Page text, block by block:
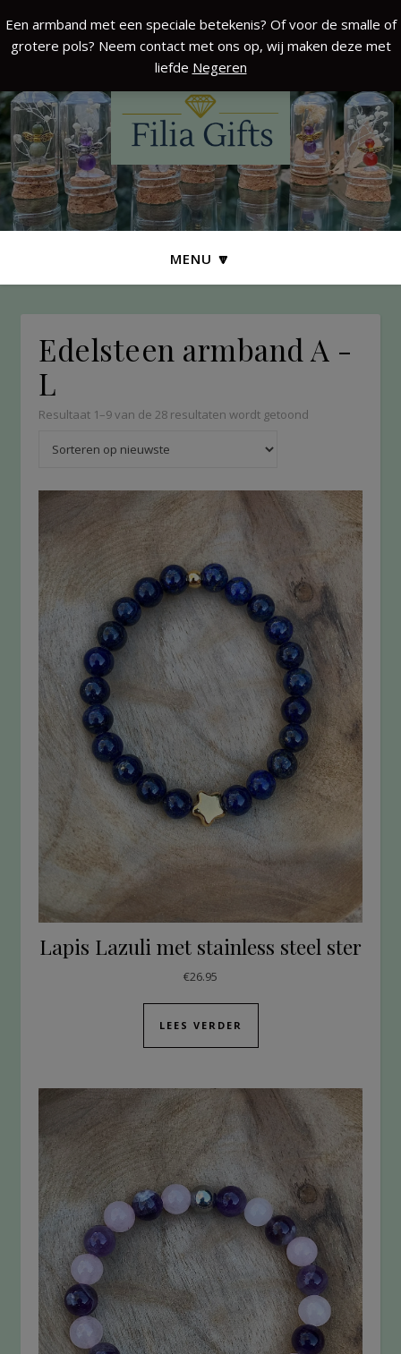
Een armband met een speciale betekenis? Of voor de smalle of
grotere pols? Neem contact met ons op, wij maken deze met
liefde Negeren
MENU 🔽
Edelsteen armband A -
L
Resultaat 1–9 van de 28 resultaten wordt getoond
Lapis Lazuli met stainless steel ster
€26.95
LEES VERDER